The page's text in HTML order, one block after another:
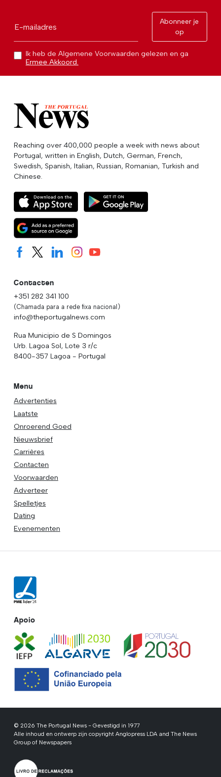
E-mailadres
Abonneer je
op
Ik heb de Algemene Voorwaarden gelezen en ga
Ermee Akkoord.
Reaching over 400,000 people a week with news about
Portugal, written in English, Dutch, German, French,
Swedish, Spanish, Italian, Russian, Romanian, Turkish and
Chinese.
Contacten
+351 282 341 100
(Chamada para a rede fixa nacional)
info@theportugalnews.com
Rua Municipio de S Domingos
Urb. Lagoa Sol, Lote 3 r/c
8400-357 Lagoa - Portugal
Menu
Advertenties
Laatste
Onroerend Goed
Nieuwsbrief
Carrières
Contacten
Voorwaarden
Adverteer
Spelletjes
Dating
Evenementen
Apoio
© 2026 The Portugal News - Gevestigd in 1977
Alle inhoud en ontwerp zijn copyright Anglopress LDA and The News
Group of Newspapers